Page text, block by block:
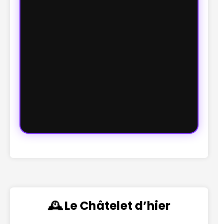
🕰️ Le Châtelet d’hier